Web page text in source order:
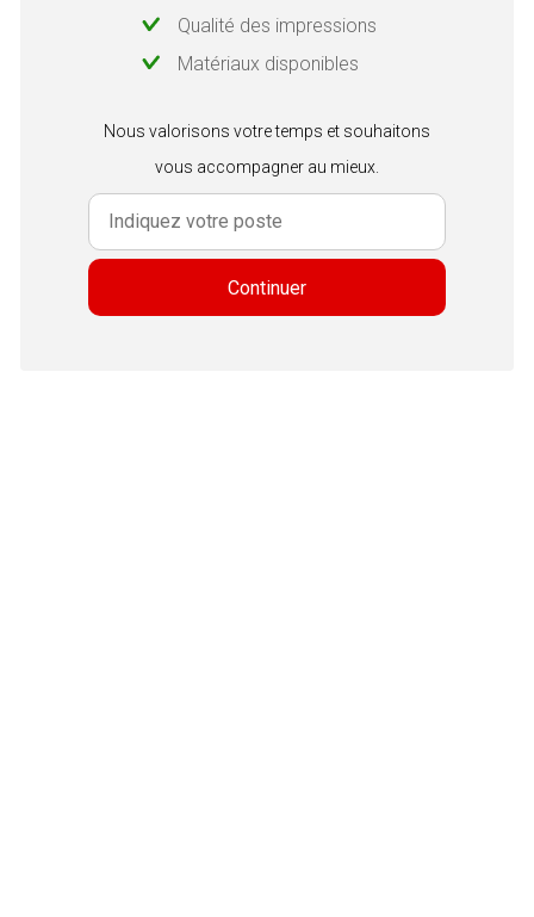
Qualité des impressions
Matériaux disponibles
Nous valorisons votre temps et souhaitons
vous accompagner au mieux.
Continuer